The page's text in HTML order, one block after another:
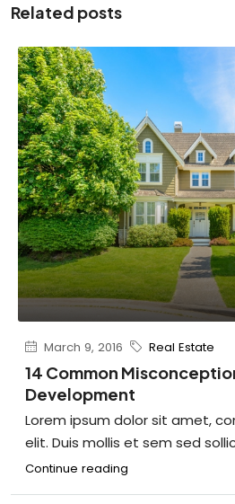
Related posts
March 9, 2016 Real Estate
14 Common
Development
Lorem ipsum dolor sit amet,
elit. Duis mollis et sem sed
Continue reading